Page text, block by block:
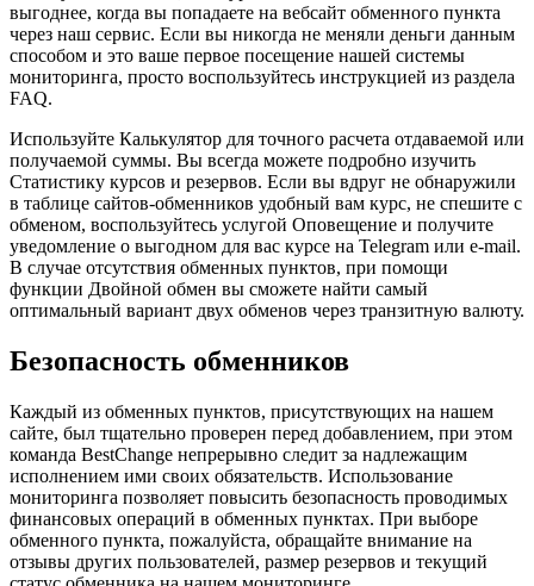
выгоднее, когда вы попадаете на вебсайт обменного пункта
через наш сервис. Если вы никогда не меняли деньги данным
способом и это ваше первое посещение нашей системы
мониторинга, просто воспользуйтесь инструкцией из раздела
FAQ.
Используйте Калькулятор для точного расчета отдаваемой или
получаемой суммы. Вы всегда можете подробно изучить
Статистику курсов и резервов. Если вы вдруг не обнаружили
в таблице сайтов-обменников удобный вам курс, не спешите с
обменом, воспользуйтесь услугой Оповещение и получите
уведомление о выгодном для вас курсе на Telegram или e-mail.
В случае отсутствия обменных пунктов, при помощи
функции Двойной обмен вы сможете найти самый
оптимальный вариант двух обменов через транзитную валюту.
Безопасность обменников
Каждый из обменных пунктов, присутствующих на нашем
сайте, был тщательно проверен перед добавлением, при этом
команда BestChange непрерывно следит за надлежащим
исполнением ими своих обязательств. Использование
мониторинга позволяет повысить безопасность проводимых
финансовых операций в обменных пунктах. При выборе
обменного пункта, пожалуйста, обращайте внимание на
отзывы других пользователей, размер резервов и текущий